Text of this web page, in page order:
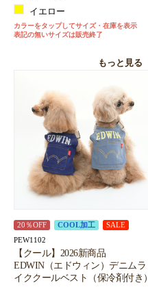
イエロー
カラーをタップしてサイズ・在庫を表示
表記の無いサイズは販売終了
もっと見る
20％OFF COOL加工 SALE
PEW1102
【クール】2026新商品
EDWIN（エドウィン）デニムラ
イククールベスト（保冷剤付き）